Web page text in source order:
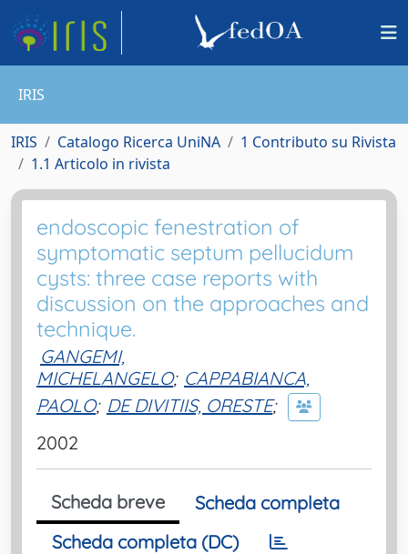
IRIS
IRIS Catalogo Ricerca UniNA
1 Contributo su Rivista
1.1 Articolo in rivista
endoscopic fenestration of
symptomatic septum pellucidum
cysts: three case reports with
discussion on the approaches and
technique.
GANGEMI,
MICHELANGELO; CAPPABIANCA,
PAOLO; DE DIVITIIS, ORESTE;
2002
Scheda breve
Scheda completa
Scheda completa (DC)